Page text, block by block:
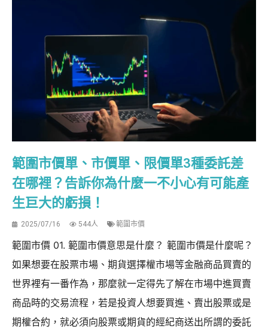
範圍市價單、市價單、限價單3種委託差
在哪裡？告訴你為什麼一不小心有可能產
生巨大的虧損！
2025/07/16 544人 範圍市價
範圍市價 01. 範圍市價意思是什麼？ 範圍市價是什麼呢？
如果想要在股票市場、期貨選擇權市場等金融商品買賣的
世界裡有一番作為，那麼就一定得先了解在市場中進買賣
商品時的交易流程，若是投資人想要買進、賣出股票或是
期權合約，就必須向股票或期貨的經紀商送出所謂的委託